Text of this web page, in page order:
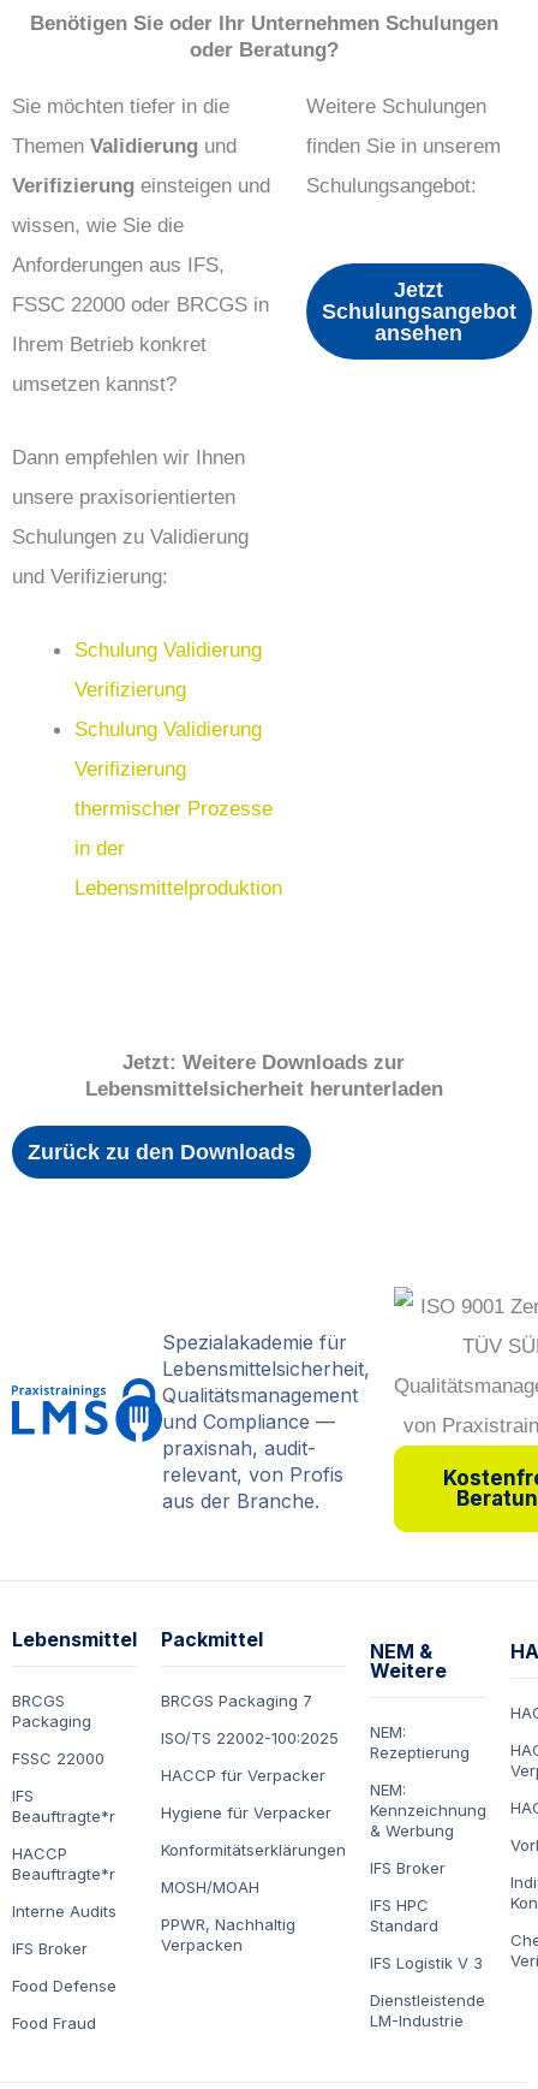
Benötigen Sie oder Ihr Unternehmen Schulungen
oder Beratung?
Sie möchten tiefer in die
Themen Validierung und
Verifizierung einsteigen und
wissen, wie Sie die
Anforderungen aus IFS,
FSSC 22000 oder BRCGS in
Ihrem Betrieb konkret
umsetzen kannst?
Dann empfehlen wir Ihnen
unsere praxisorientierten
Schulungen zu Validierung
und Verifizierung:
Schulung Validierung
Verifizierung
Schulung Validierung
Verifizierung
thermischer Prozesse
in der
Lebensmittelproduktion
Weitere Schulungen
finden Sie in unserem
Schulungsangebot:
Jetzt
Schulungsangebot
ansehen
Jetzt: Weitere Downloads zur
Lebensmittelsicherheit herunterladen
Zurück zu den Downloads
Spezialakademie für
Lebensmittelsicherheit,
Qualitätsmanagement
und Compliance —
praxisnah, audit-
relevant, von Profis
aus der Branche.
Lebensmittel
BRCGS
Packaging
FSSC 22000
IFS
Beauftragte*r
HACCP
Beauftragte*r
Interne Audits
IFS Broker
Food Defense
Food Fraud
Packmittel
BRCGS Packaging 7
ISO/TS 22002-100:2025
HACCP für Verpacker
Hygiene für Verpacker
Konformitätserklärungen
MOSH/MOAH
PPWR, Nachhaltig
Verpacken
NEM &
Weitere
NEM:
Rezeptierung
NEM:
Kennzeichnung
& Werbung
IFS Broker
IFS HPC
Standard
IFS Logistik V 3
Dienstleistende
LM-Industrie